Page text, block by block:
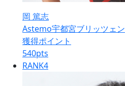
岡 篤志
Astemo宇都宮ブリッツェン
獲得ポイント
540pts
RANK4